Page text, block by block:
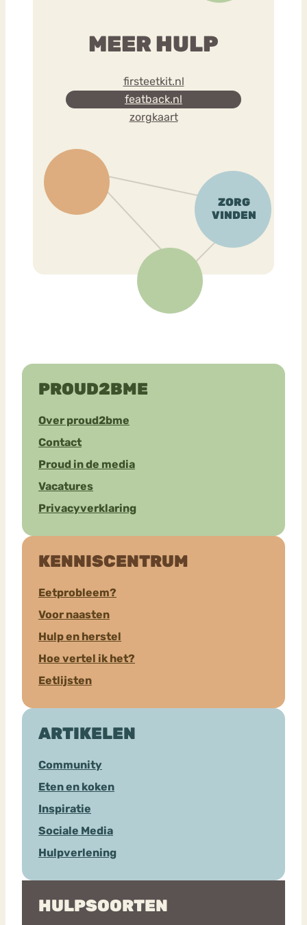
MEER HULP
firsteetkit.nl
featback.nl
zorgkaart
PROUD2BME
Over proud2bme
Contact
Proud in de media
Vacatures
Privacyverklaring
KENNISCENTRUM
Eetprobleem?
Voor naasten
Hulp en herstel
Hoe vertel ik het?
Eetlijsten
ARTIKELEN
Community
Eten en koken
Inspiratie
Sociale Media
Hulpverlening
HULPSOORTEN